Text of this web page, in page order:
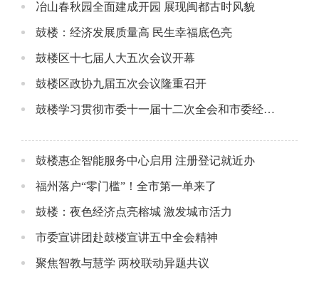
冶山春秋园全面建成开园 展现闽都古时风貌
鼓楼：经济发展质量高 民生幸福底色亮
鼓楼区十七届人大五次会议开幕
鼓楼区政协九届五次会议隆重召开
鼓楼学习贯彻市委十一届十二次全会和市委经济工作会议精神
鼓楼惠企智能服务中心启用 注册登记就近办
福州落户“零门槛”！全市第一单来了
鼓楼：夜色经济点亮榕城 激发城市活力
市委宣讲团赴鼓楼宣讲五中全会精神
聚焦智教与慧学 两校联动异题共议